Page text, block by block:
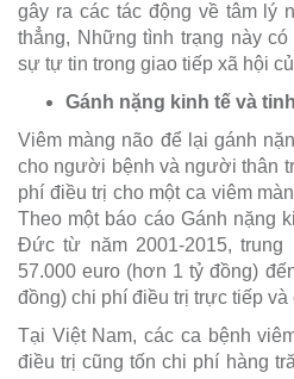
gây ra các tác động về tâm lý
thẳng, Những tình trạng này
sự tự tin trong giao tiếp xã hội
Gánh nặng kinh tế và
Viêm màng não để lại gánh
cho người bệnh và người thân
phí điều trị cho một ca viêm
Theo một báo cáo Gánh nặng
Đức từ năm 2001-2015,
57.000 euro (hơn 1 tỷ đồng)
đồng) chi phí điều trị trực tiếp và
Tại Việt Nam, các ca bệnh
điều trị cũng tốn chi phí hàng